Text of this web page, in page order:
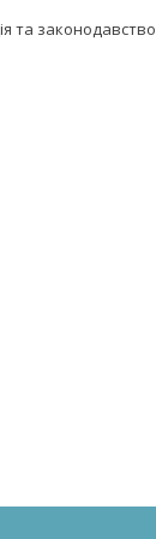
та законодавство